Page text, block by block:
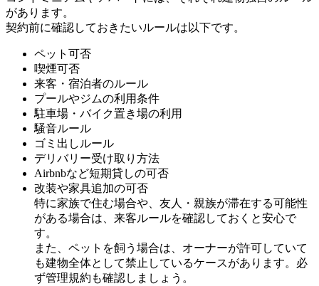
があります。
契約前に確認しておきたいルールは以下です。
ペット可否
喫煙可否
来客・宿泊者のルール
プールやジムの利用条件
駐車場・バイク置き場の利用
騒音ルール
ゴミ出しルール
デリバリー受け取り方法
Airbnbなど短期貸しの可否
改装や家具追加の可否
特に家族で住む場合や、友人・親族が滞在する可能性
がある場合は、来客ルールを確認しておくと安心で
す。
また、ペットを飼う場合は、オーナーが許可していて
も建物全体として禁止しているケースがあります。必
ず管理規約も確認しましょう。